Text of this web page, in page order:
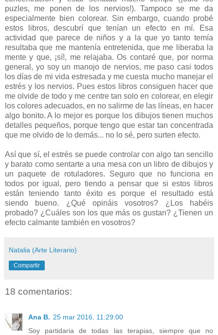
puzles, me ponen de los nervios!). Tampoco se me da
especialmente bien colorear. Sin embargo, cuando probé
estos libros, descubrí que tenían un efecto en mí. Esa
actividad que parece de niños y a la que yo tanto temía
resultaba que me mantenía entretenida, que me liberaba la
mente y que, ¡sí!, me relajaba. Os contaré que, por norma
general, yo soy un manojo de nervios, me paso casi todos
los días de mi vida estresada y me cuesta mucho manejar el
estrés y los nervios. Pues estos libros consiguen hacer que
me olvide de todo y me centre tan solo en colorear, en elegir
los colores adecuados, en no salirme de las líneas, en hacer
algo bonito. A lo mejor es porque los dibujos tienen muchos
detalles pequeños, porque tengo que estar tan concentrada
que me olvido de lo demás... no lo sé, pero surten efecto.
Así que sí, el estrés se puede controlar con algo tan sencillo
y barato como sentarte a una mesa con un libro de dibujos y
un paquete de rotuladores. Seguro que no funciona en
todos por igual, pero tiendo a pensar que si estos libros
están teniendo tanto éxito es porque el resultado está
siendo bueno. ¿Qué opináis vosotros? ¿Los habéis
probado? ¿Cuáles son los que más os gustan? ¿Tienen un
efecto calmante también en vosotros?
Natalia (Arte Literario)
Compartir
18 comentarios:
Ana B. 25 mar 2016, 11:29:00
Soy partidaria de todas las terapias, siempre que no